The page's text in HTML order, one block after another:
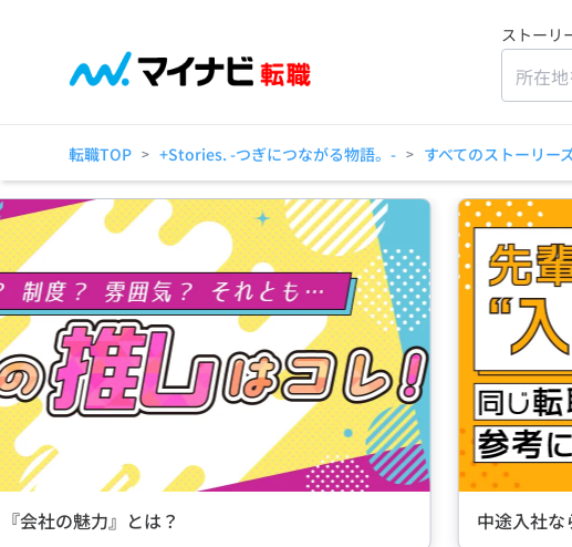
ストーリ
所在
転職TOP > +Stories. -つぎにつながる物語。- > すべてのストーリー
会社の魅力』とは？ 中途入社